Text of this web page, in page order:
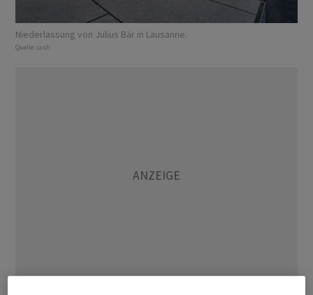
Niederlassung von Julius Bär in Lausanne.
Quelle: cash